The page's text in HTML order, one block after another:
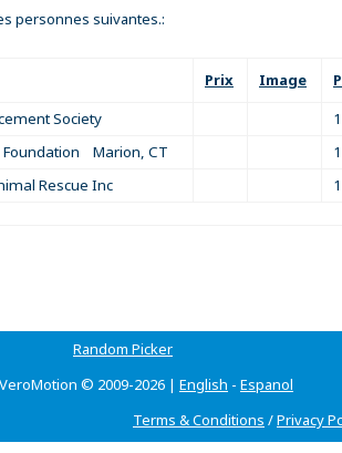
personnes suivantes.:
Prix Image
Society
1
Foundation Marion, CT
1
Rescue Inc
1
Random Picker
© 2009-2026 | English - Espanol
Terms & Conditions /Privacy